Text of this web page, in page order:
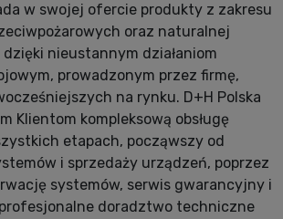
w swojej ofercie produkty z zakresu
oraz naturalnej
nieustannym działaniom
prowadzonym przez firmę,
na rynku. D+H Polska
Klientom kompleksową obsługę
etapach, począwszy od
i sprzedaży urządzeń, poprzez
systemów, serwis gwarancyjny i
doradztwo techniczne